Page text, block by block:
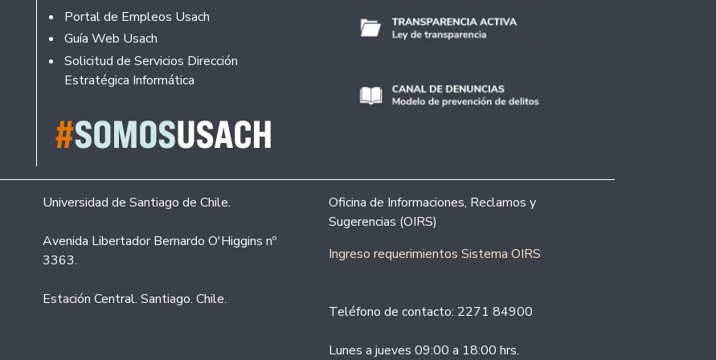
Portal de Empleos Usach
Guía Web Usach
Solicitud de Servicios Dirección
Estratégica Informática
Universidad de Santiago de Chile.
Avenida Libertador Bernardo O'Higgins nº
3363.
Estación Central. Santiago. Chile.
Oficina de Informaciones, Reclamos y
Sugerencias (OIRS)
Ingreso requerimientos Sistema OIRS
Teléfono de contacto: 2271 84900
Lunes a jueves 09:00 a 18:00 hrs.